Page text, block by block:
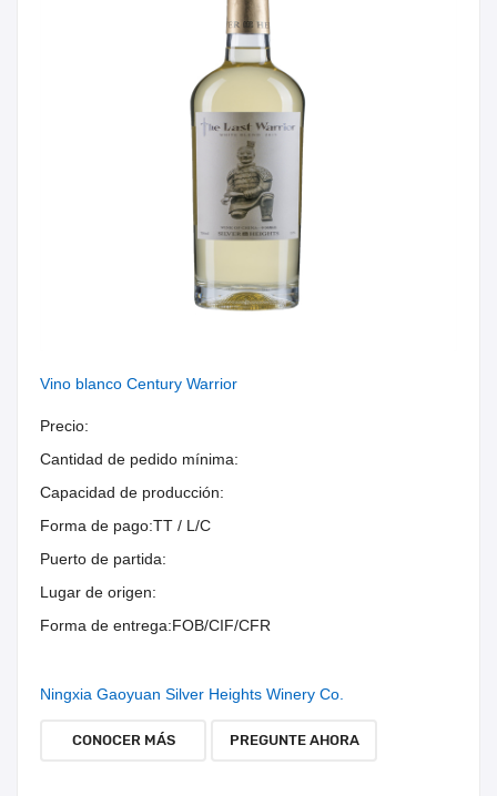
Vino blanco Century Warrior
Precio:
Cantidad de pedido mínima:
Capacidad de producción:
Forma de pago:TT / L/C
Puerto de partida:
Lugar de origen:
Forma de entrega:FOB/CIF/CFR
Ningxia Gaoyuan Silver Heights Winery Co.
CONOCER MÁS PREGUNTE AHORA